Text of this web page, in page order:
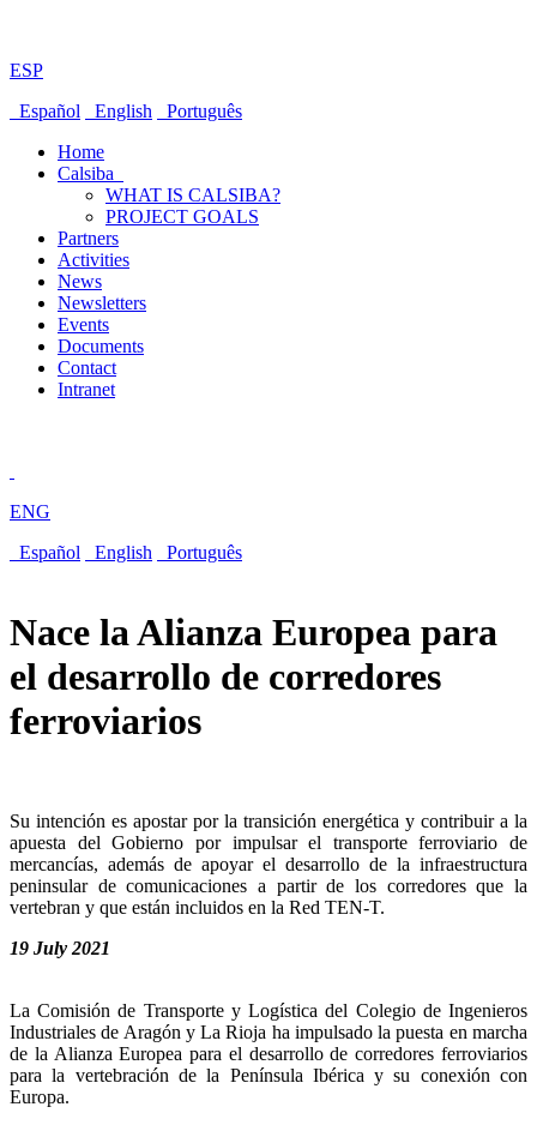
ESP
Español
English
Português
Home
Calsiba
WHAT IS CALSIBA?
PROJECT GOALS
Partners
Activities
News
Newsletters
Events
Documents
Contact
Intranet
ENG
Español
English Português
Nace la Alianza Europea para
el desarrollo de corredores
ferroviarios
Su intención es apostar por la transición energética y contribuir a la
apuesta del Gobierno por impulsar el transporte ferroviario de
mercancías, además de apoyar el desarrollo de la infraestructura
peninsular de comunicaciones a partir de los corredores que la
vertebran y que están incluidos en la Red TEN-T.
19 July 2021
La Comisión de Transporte y Logística del Colegio de Ingenieros
Industriales de Aragón y La Rioja ha impulsado la puesta en marcha
de la Alianza Europea para el desarrollo de corredores ferroviarios
para la vertebración de la Península Ibérica y su conexión con
Europa.